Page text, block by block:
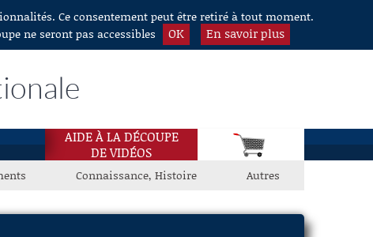
Ce consentement peut être retiré à tout moment.
ne seront pas accessibles
OK En savoir plus
AIDE À LA DÉCOUPE
DE VIDÉOS
Connaissance, Histoire Autres